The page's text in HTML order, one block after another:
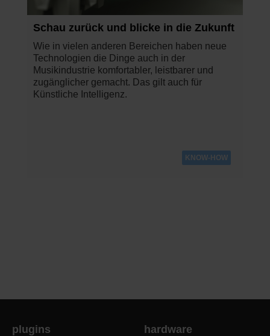
Schau zurück und blicke in die Zukunft
Wie in vielen anderen Bereichen haben neue
Technologien die Dinge auch in der
Musikindustrie komfortabler, leistbarer und
zugänglicher gemacht. Das gilt auch für
Künstliche Intelligenz.
KNOW-HOW
plugins hardware